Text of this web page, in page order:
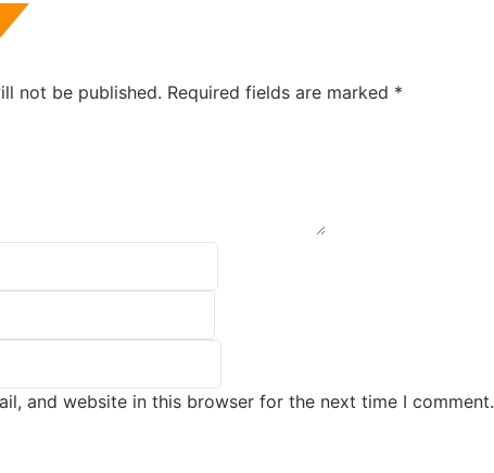
not be published. Required fields are marked *
and website in this browser for the next time I comment.